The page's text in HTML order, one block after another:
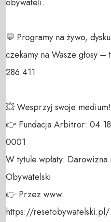
💬 Programy na żywo,
czekamy na Wasze głosy
286 411
💥 Wesprzyj swoje medium!
👉 Fundacja Arbitror: 04
0001
W tytule wpłaty:
Obywatelski
👉 Przez www:
https://resetobywatelski.pl/